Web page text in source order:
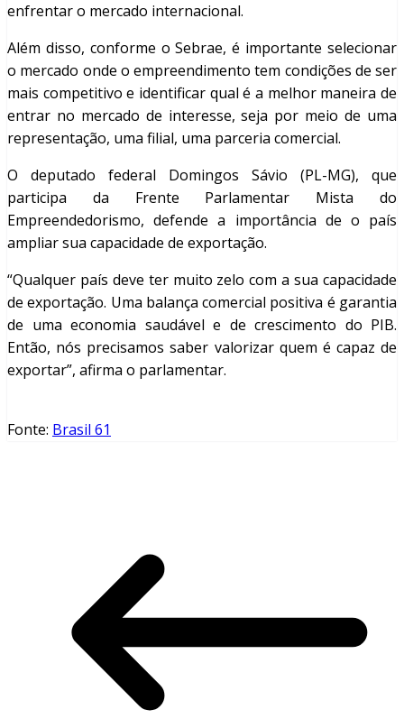
enfrentar o mercado internacional.
Além disso, conforme o Sebrae, é importante selecionar
o mercado onde o empreendimento tem condições de ser
mais competitivo e identificar qual é a melhor maneira de
entrar no mercado de interesse, seja por meio de uma
representação, uma filial, uma parceria comercial.
O deputado federal Domingos Sávio (PL-MG), que
participa da Frente Parlamentar Mista do
Empreendedorismo, defende a importância de o país
ampliar sua capacidade de exportação.
“Qualquer país deve ter muito zelo com a sua capacidade
de exportação. Uma balança comercial positiva é garantia
de uma economia saudável e de crescimento do PIB.
Então, nós precisamos saber valorizar quem é capaz de
exportar”, afirma o parlamentar.
Fonte: Brasil 61